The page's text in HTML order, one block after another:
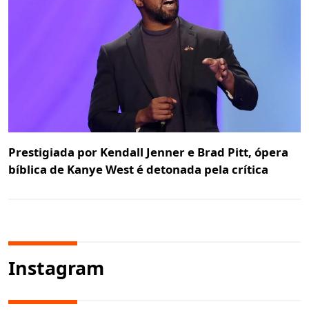
Prestigiada por Kendall Jenner e Brad Pitt, ópera
bíblica de Kanye West é detonada pela crítica
Instagram